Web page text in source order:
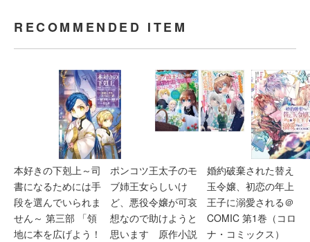
RECOMMENDED ITEM
本好きの下剋上～司
書になるためには手
段を選んでいられま
せん～ 第三部 「領
地に本を広げよう！
ポンコツ王太子のモ
ブ姉王女らしいけ
ど、悪役令嬢が可哀
想なので助けようと
思います 原作小説
婚約破棄された替え
玉令嬢、初恋の年上
王子に溺愛される＠
COMIC 第1巻（コロ
ナ・コミックス）